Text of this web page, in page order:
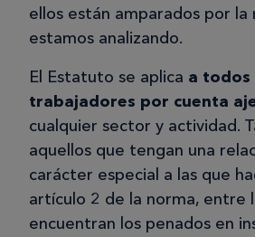
ellos están amparados por la
estamos analizando.
El Estatuto se aplica a todos
trabajadores por cuenta
cualquier sector y actividad.
aquellos que tengan una
carácter especial a las que
artículo 2 de la norma, entre
encuentran los penados en